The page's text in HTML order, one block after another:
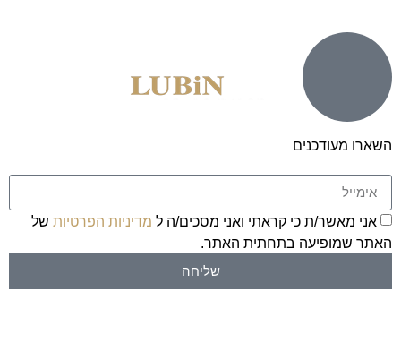
השארו מעודכנים
אני מאשר/ת כי קראתי ואני מסכים/ה ל מדיניות הפרטיות של
האתר שמופיעה בתחתית האתר.
שליחה